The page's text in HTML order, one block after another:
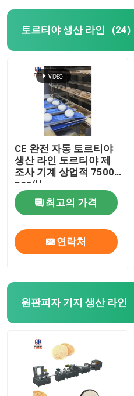
토르티야 생산 라인 (24)
CE 완전 자동 토르티야
생산 라인 토르티야 제
조사 기계 상업적 7500
pcs/H
최고의 가격
연락처
원판피자 기지 생산 라인